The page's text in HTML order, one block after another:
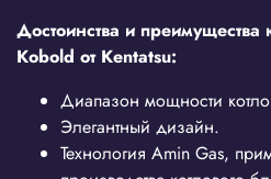
Достоинства и преимущества
Kobold от Kentatsu:
Диапазон мощности
Элегантный дизайн.
Технология Amin Gas,